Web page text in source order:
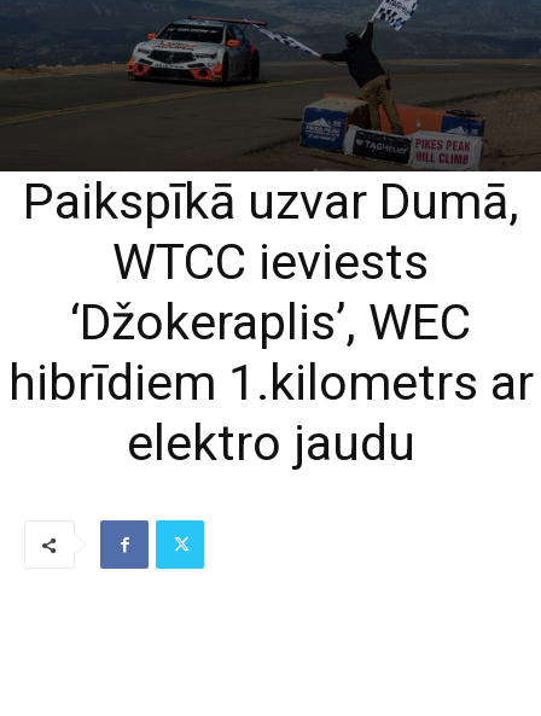
Paikspīkā uzvar Dumā,
WTCC ieviests
‘Džokeraplis’, WEC
hibrīdiem 1.kilometrs ar
elektro jaudu